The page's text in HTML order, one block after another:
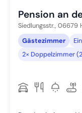
Pension an
Siedlungsstr., 06679
Gästezimmer
2× Doppelzimmer